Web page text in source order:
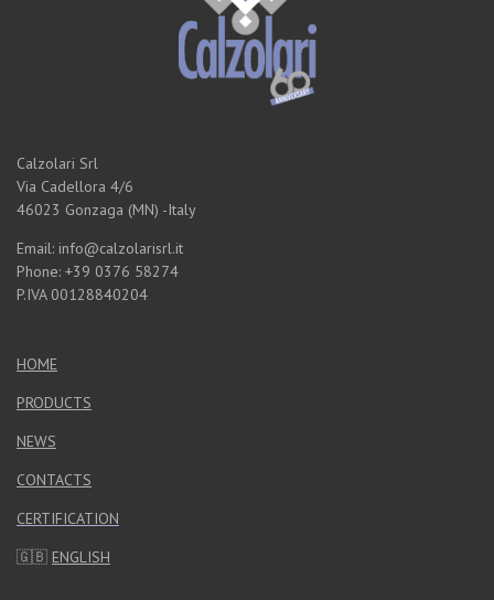
Calzolari Srl
Via Cadellora 4/6
46023 Gonzaga (MN) -Italy
Email: info@calzolarisrl.it
Phone: +39 0376 58274
P.IVA 00128840204
HOME
PRODUCTS
NEWS
CONTACTS
CERTIFICATION
🇬🇧 ENGLISH